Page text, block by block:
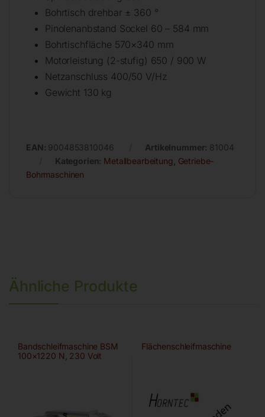
Bohrtisch drehbar ± 360 °
Pinolenanbstand Sockel 60 – 584 mm
Bohrtischfläche 570×340 mm
Motorleistung (2-stufig) 650 / 900 W
Netzanschluss 400/50 V/Hz
Gewicht 130 kg
EAN: 9004853810046 Artikelnummer: 81004
Kategorien: Metallbearbeitung Getriebe-
Bohrmaschinen
Ähnliche Produkte
Bandschleifmaschine BSM
100×1220 N, 230 Volt
Flächenschleifmaschine